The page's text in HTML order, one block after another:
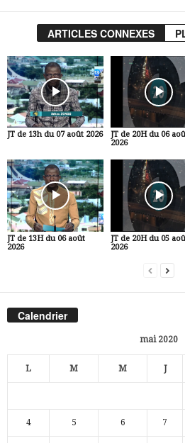
ARTICLES CONNEXES
JT de 13h du 07 août 2026
JT de 20H du 06
2026
JT de 13H du 06 août
2026
JT de 20H du 05
2026
Calendrier
mai 2020
L M M J
4 5 6 7